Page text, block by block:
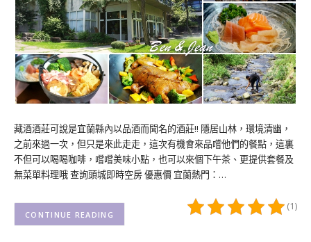
藏酒酒莊可說是宜蘭縣內以品酒而聞名的酒莊!! 隱居山林，環境清幽，
之前來過一次，但只是來此走走，這次有機會來品嚐他們的餐點，這裏
不但可以喝喝咖啡，嚐嚐美味小點，也可以來個下午茶、更提供套餐及
無菜單料理哦 查詢頭城即時空房 優惠價 宜蘭熱門：…
(1)
CONTINUE READING